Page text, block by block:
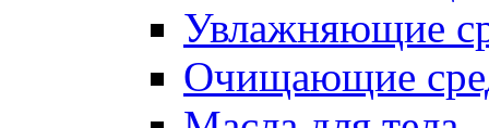
Увлажняющие
Очищающие